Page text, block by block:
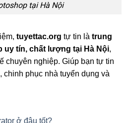
tại Hà Nội
tuyettac.org tự tin là trung
uy tín, chất lượng tại Hà Nội,
chuyên nghiệp. Giúp bạn tự tin
phục nhà tuyển dụng và
ở đâu tốt?